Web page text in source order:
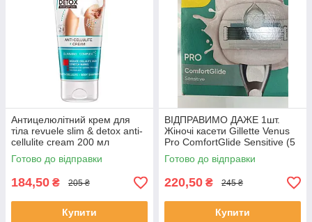
Антицелюлітний крем для
тіла revuele slim & detox anti-
cellulite cream 200 мл
Готово до відправки
184,50 ₴ 205 ₴
Купити
ВІДПРАВИМО ДАЖЕ 1шт.
Жіночі касети Gillette Venus
Pro ComfortGlide Sensitive (5
лез, зволоження з маслом
для тіла) 1 шт.
Готово до відправки
220,50 ₴ 245 ₴
Купити